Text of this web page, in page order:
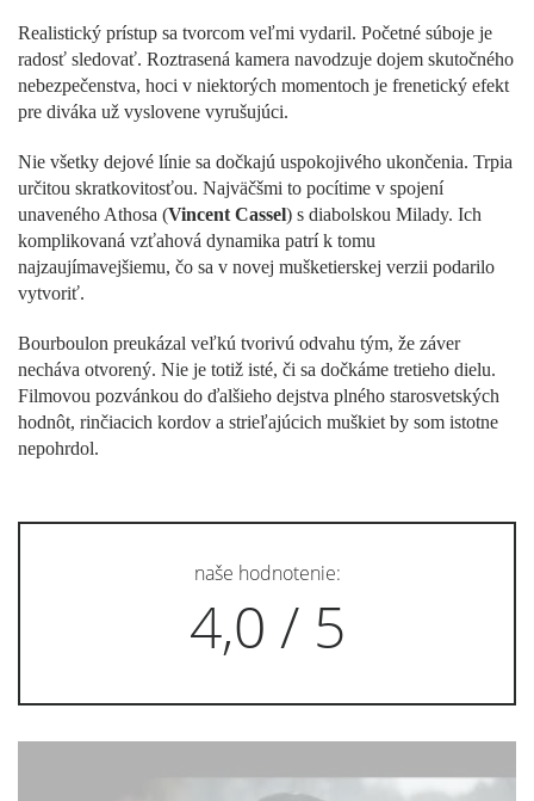
Realistický prístup sa tvorcom veľmi vydaril. Početné súboje je
radosť sledovať. Roztrasená kamera navodzuje dojem skutočného
nebezpečenstva, hoci v niektorých momentoch je frenetický efekt
pre diváka už vyslovene vyrušujúci.
Nie všetky dejové línie sa dočkajú uspokojivého ukončenia. Trpia
určitou skratkovitosťou. Najväčšmi to pocítime v spojení
unaveného Athosa (Vincent Cassel) s diabolskou Milady. Ich
komplikovaná vzťahová dynamika patrí k tomu
najzaujímavejšiemu, čo sa v novej mušketierskej verzii podarilo
vytvoriť.
Bourboulon preukázal veľkú tvorivú odvahu tým, že záver
necháva otvorený. Nie je totiž isté, či sa dočkáme tretieho dielu.
Filmovou pozvánkou do ďalšieho dejstva plného starosvetských
hodnôt, rinčiacich kordov a strieľajúcich muškiet by som istotne
nepohrdol.
naše hodnotenie:
4,0 / 5